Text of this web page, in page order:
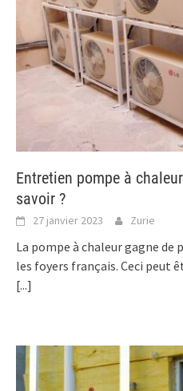
Entretien pompe à
savoir ?
27 janvier 2023 Zurie
La pompe à chaleur gagne de
les foyers français. Ceci peut
[...]